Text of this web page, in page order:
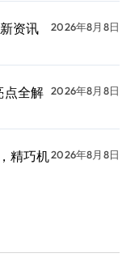
资讯
2026年8月8日
点全解 2026年8月8日
精巧机2026年8月8日